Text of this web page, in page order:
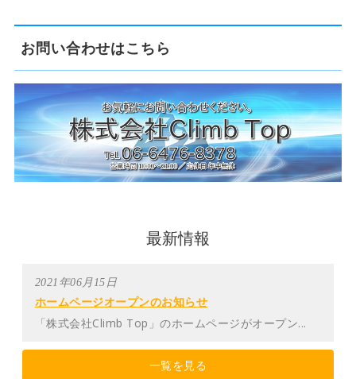
お問い合わせはこちら
最新情報
2021年06月15日
ホームページオープンのお知らせ
「株式会社Climb Top」のホームページがオープン...
一覧を見る